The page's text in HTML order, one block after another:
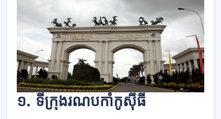
១. ទីក្រុង​រណប​កាំកូស៊ីធី